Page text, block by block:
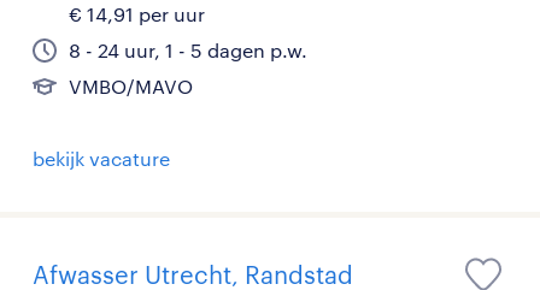
€ 14,91 per uur
8 - 24 uur, 1 - 5 dagen p.w.
VMBO/MAVO
bekijk vacature
Afwasser Utrecht, Randstad